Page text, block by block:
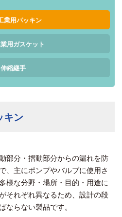
業用パッキン
用ガスケット
伸縮継手
キン
部分・摺動部分からの漏れを防
、主にポンプやバルブに使用さ
様な分野・場所・目的・用途に
それぞれ異なるため、設計の段
ならない製品です。